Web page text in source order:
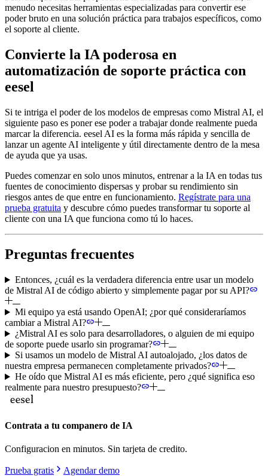
menudo necesitas herramientas especializadas para convertir ese
poder bruto en una solución práctica para trabajos específicos, como
el soporte al cliente.
Convierte la IA poderosa en
automatización de soporte práctica con
eesel
Si te intriga el poder de los modelos de empresas como Mistral AI, el
siguiente paso es poner ese poder a trabajar donde realmente pueda
marcar la diferencia. eesel AI es la forma más rápida y sencilla de
lanzar un agente AI inteligente y útil directamente dentro de la mesa
de ayuda que ya usas.
Puedes comenzar en solo unos minutos, entrenar a la IA en todas tus
fuentes de conocimiento dispersas y probar su rendimiento sin
riesgos antes de que entre en funcionamiento. Regístrate para una
prueba gratuita y descubre cómo puedes transformar tu soporte al
cliente con una IA que funciona como tú lo haces.
Preguntas frecuentes
Entonces, ¿cuál es la verdadera diferencia entre usar un modelo
de Mistral AI de código abierto y simplemente pagar por su API?
Mi equipo ya está usando OpenAI; ¿por qué consideraríamos
cambiar a Mistral AI?
¿Mistral AI es solo para desarrolladores, o alguien de mi equipo
de soporte puede usarlo sin programar?
Si usamos un modelo de Mistral AI autoalojado, ¿los datos de
nuestra empresa permanecen completamente privados?
He oído que Mistral AI es más eficiente, pero ¿qué significa eso
realmente para nuestro presupuesto?
Contrata a tu companero de IA
Configuracion en minutos. Sin tarjeta de credito.
Prueba gratis
Agendar demo